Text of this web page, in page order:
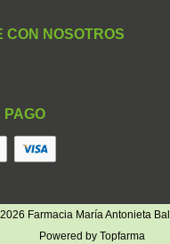
CON NOSOTROS
PAGO
Farmacia María Antonieta
Powered by Topfarma